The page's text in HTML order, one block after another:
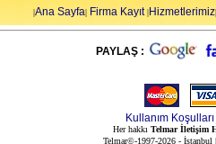
|Ana Sayfa| Firma Kayıt|Hizmetlerimiz|
PAYLAŞ :
Kullanım Koşulları
Her hakkı Telmar İletişim
Telmar©-1997-2026 -